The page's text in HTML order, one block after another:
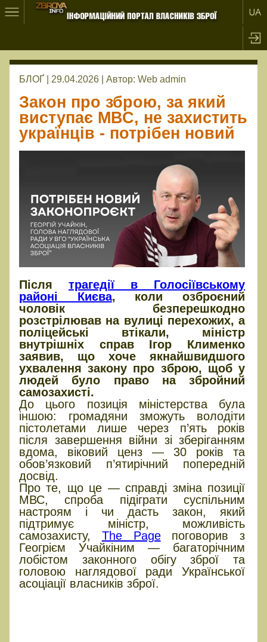
БЛОҐ | 29.04.2026 | Автор: Web admin
Закон про зброю, за який
виступає МВС, не захистить
українців - потрібен новий
Післятрагедії в Голосіївському
районі Києва, коли озброєний
чоловік безперешкодно
розстрілював на вулиці перехожих, а
поліцейські втікали, міністр
внутрішніх справ Ігор Клименко
заявив, що хоче якнайшвидшого
ухвалення закону про зброю, щоб у
людей було право на збройний
самозахисті.
До цього позиція міністерства була
іншою: громадяни зможуть володіти
пістолетами лише через п’ять років
після завершення війни зі зберіганням
вдома, віковий ценз — 30 років та
обов’язковий п’ятирічний попередній
досвід.
Про те, що це — справді зміна позиції
МВС, спроба підіграти суспільним
настроям і чи дасть закон, який
підтримує міністр, можливість
самозахисту, The Pageпоговорив з
Геогрієм Учайкіним — багаторічним
лобістом законного обігу зброї та
головою наглядової ради Української
асоціації власників зброї.